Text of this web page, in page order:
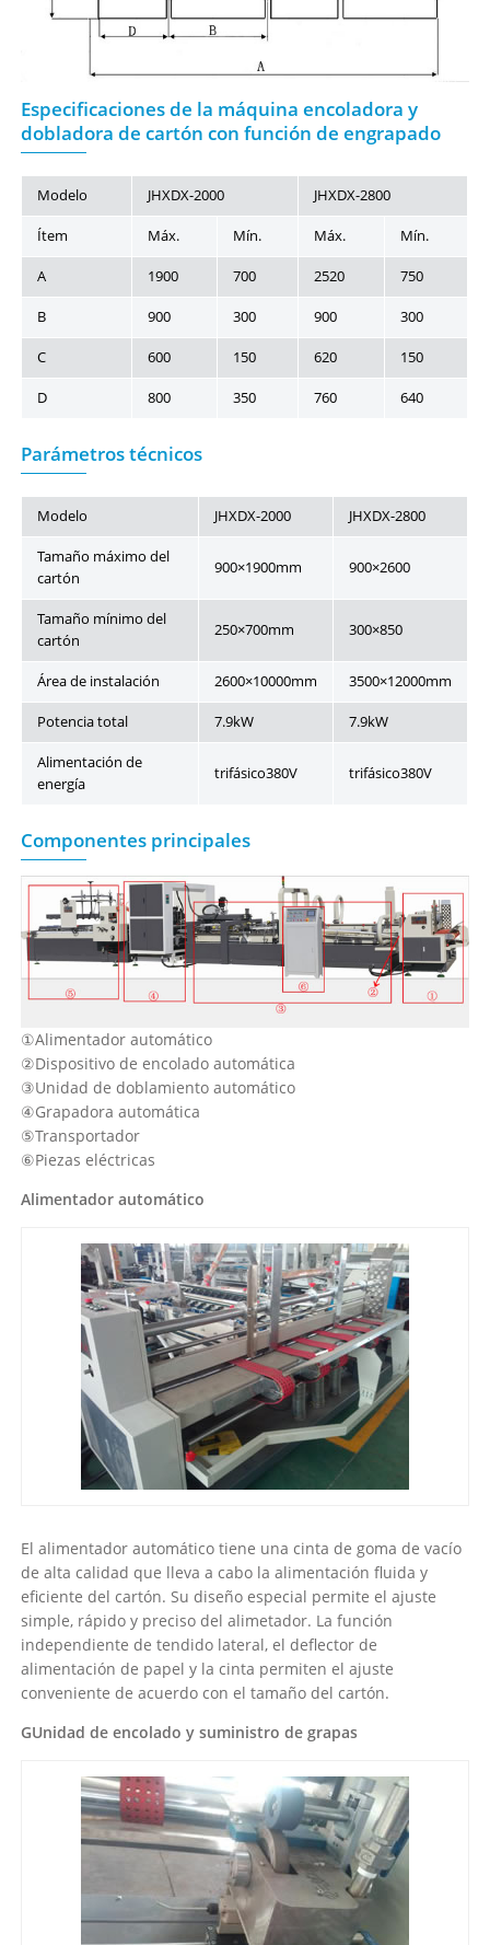
Especificaciones de la máquina encoladora y
dobladora de cartón con función de engrapado
Modelo JHXDX-2000 JHXDX-2800
Ítem Máx. Mín. Máx. Mín.
A 1900 700 2520 750
B 900 300 900 300
C 600 150 620 150
D 800 350 760 640
Parámetros técnicos
Modelo JHXDX-2000 JHXDX-2800
Tamaño máximo del
cartón
900×1900mm 900×2600
Tamaño mínimo del
cartón
250×700mm 300×850
Área de instalación 2600×10000mm 3500×12000mm
Potencia total 7.9kW 7.9kW
Alimentación de
energía
trifásico380V trifásico380V
Componentes principales
①Alimentador automático
②Dispositivo de encolado automática
③Unidad de doblamiento automático
④Grapadora automática
⑤Transportador
⑥Piezas eléctricas
Alimentador automático
El alimentador automático tiene una cinta de goma de vacío
de alta calidad que lleva a cabo la alimentación fluida y
eficiente del cartón. Su diseño especial permite el ajuste
simple, rápido y preciso del alimetador. La función
independiente de tendido lateral, el deflector de
alimentación de papel y la cinta permiten el ajuste
conveniente de acuerdo con el tamaño del cartón.
GUnidad de encolado y suministro de grapas